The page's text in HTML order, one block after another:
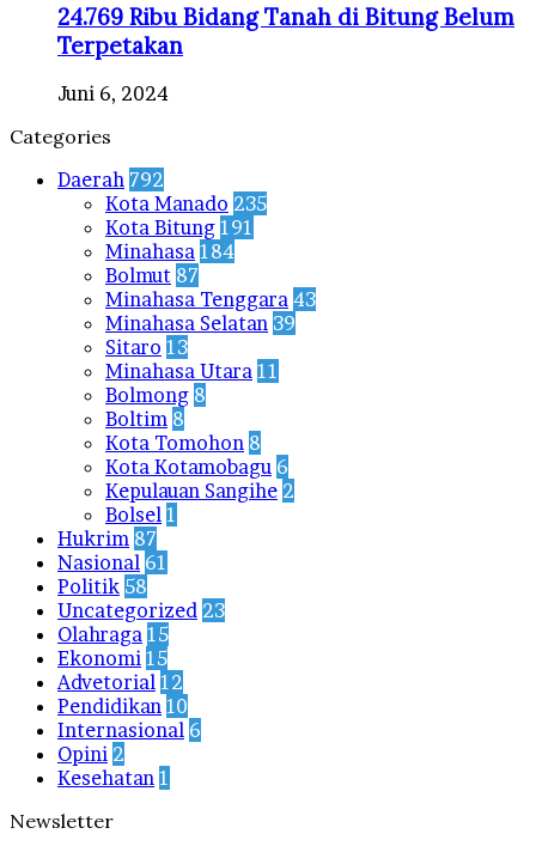
24.769 Ribu Bidang Tanah di Bitung Belum
Terpetakan
Juni 6, 2024
Categories
Daerah 792
Kota Manado 235
Kota Bitung 191
Minahasa 184
Bolmut 87
Minahasa Tenggara 43
Minahasa Selatan 39
Sitaro 13
Minahasa Utara 11
Bolmong 8
Boltim 8
Kota Tomohon 8
Kota Kotamobagu 6
Kepulauan Sangihe 2
Bolsel 1
Hukrim 87
Nasional 61
Politik 58
Uncategorized 23
Olahraga 15
Ekonomi 15
Advetorial 12
Pendidikan 10
Internasional 6
Opini 2
Kesehatan 1
Newsletter